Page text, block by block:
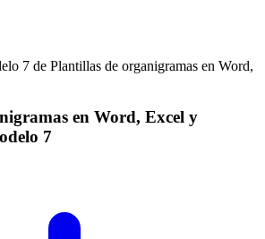
en Word, Excel y
7